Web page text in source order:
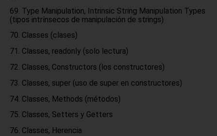
Type Manipulation, Intrinsic String Manipulation Types
(tipos intrínsecos de manipulación de strings)
Classes (clases)
Classes, readonly (solo lectura)
Classes, Constructors (los constructores)
Classes, super (uso de super en constructores)
Classes, Methods (métodos)
Classes, Setters y Getters
Classes, Herencia